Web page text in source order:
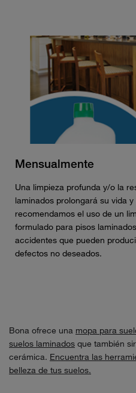
Mensualmente
Una limpieza profunda y/o la
laminados prolongará su vida
recomendamos el uso de un
formulado para pisos
accidentes que pueden
defectos no deseados.
Bona ofrece una mopa para
suelos laminados que también
cerámica. Encuentra las
belleza de tus suelos.